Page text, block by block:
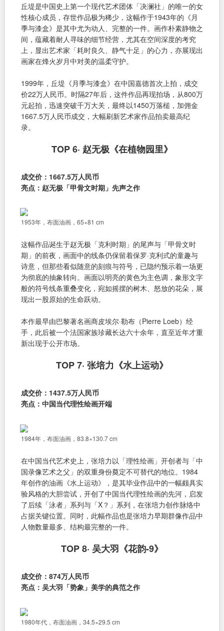
丘堤是中国史上第一个现代艺术团体「决澜社」的唯一的女
性核心成员，存世作品极为稀少，这幅作于1943年的《月
季与漆盒》是其中尤为动人、完整的一件。画作朴素静物之
间，蕴藏着耐人寻味的细节经营，尤其在空间深度的考究
上，显出艺术家「耗时良久、静气十足」的心力，亦展现出
画家在烽火岁月中对美的温柔守护。
1999年，丘堤《月季与漆盒》在中国嘉德首次上拍，成交
价22万人民币。时隔27年后，这件作品再现拍场，从800万
元起拍，迅速突破千万大关，最终以1450万落槌，加佣金
1667.5万人民币成交，大幅刷新艺术家作品拍卖最高纪
录。
TOP 6· 赵无极《在植物园里》
成交价：1667.5万人民币
亮点：赵无极「甲骨文时期」先声之作
1953年，布面油画，65×81 cm
​这幅作品诞生于赵无极「克利时期」的尾声与「甲骨文时
期」的前夜，画面中的线条仍保留着保罗·克利式的童趣与
诗意，但那些看似随意的刻痕与符号，已隐约预示着一场更
为彻底的抽象转向。画面以明亮的黄色为主色调，象形文字
般的符号线条重叠变化，宛如摇摆的树木、怒放的花朵，展
现出一股原始的生命跃动。
本作最早由巴黎著名画商皮埃尔·勒布（Pierre Loeb）经
手，此后被一个法国家族珍藏长达六十余年，直至近年才重
新出现于公开市场。
TOP 7· 张培力《水上运动》
成交价：1437.5万人民币
亮点：中国当代理性绘画开端
1984年，布面油画，83.8×130.7 cm
在中国当代艺术史上，张培力以「理性绘画」开创者与「中
国录像艺术之父」的双重身份奠定不可替代的地位。1984
年创作的油画《水上运动》，是其毕业作品中的一幅颇具实
验风格的大胆尝试，开创了中国当代理性绘画的先河，启发
了后续「泳者」系列与「X？」系列，在张培力创作脉络中
占据关键位置。同时，此幅作品也是张培力早期群像作品中
人物数量最多、结构最完整的一件。
TOP 8· 吴大羽《花韵-9》
成交价：874万人民币
亮点：吴大羽「势象」美学的典范之作
1980年代，布面油画，34.5×29.5 cm